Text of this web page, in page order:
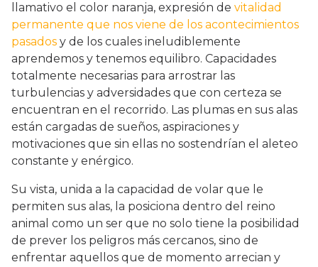
llamativo el color naranja, expresión de vitalidad
permanente que nos viene de los acontecimientos
pasados y de los cuales ineludiblemente
aprendemos y tenemos equilibro. Capacidades
totalmente necesarias para arrostrar las
turbulencias y adversidades que con certeza se
encuentran en el recorrido. Las plumas en sus alas
están cargadas de sueños, aspiraciones y
motivaciones que sin ellas no sostendrían el aleteo
constante y enérgico.
Su vista, unida a la capacidad de volar que le
permiten sus alas, la posiciona dentro del reino
animal como un ser que no solo tiene la posibilidad
de prever los peligros más cercanos, sino de
enfrentar aquellos que de momento arrecian y